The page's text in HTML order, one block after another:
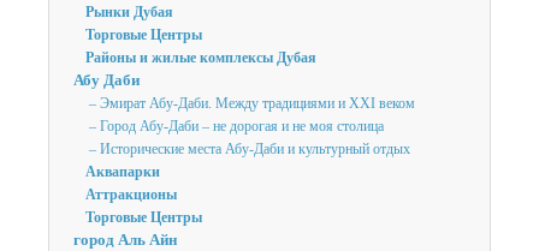
Рынки Дубая
Торговые Центры
Районы и жилые комплексы Дубая
Абу Даби
– Эмират Абу-Даби. Между традициями и XXI веком
– Город Абу-Даби – не дорогая и не моя столица
– Исторические места Абу-Даби и культурный отдых
Аквапарки
Аттракционы
Торговые Центры
город Аль Айн